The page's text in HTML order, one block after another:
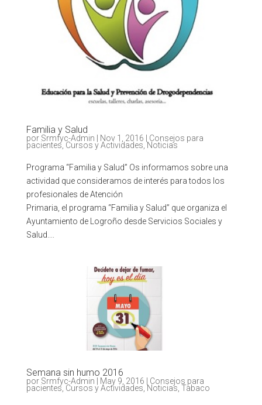
Familia y Salud
por Srmfyc-Admin | Nov 1, 2016 | Consejos para
pacientes, Cursos y Actividades ,Noticias
Programa “Familia y Salud” Os informamos sobre una
actividad que consideramos de interés para todos los
profesionales de Atención
Primaria, el programa “Familia y Salud” que organiza el
Ayuntamiento de Logroño desde Servicios Sociales y
Salud....
Semana sin humo 2016
por Srmfyc-Admin May 9, 2016 Consejos para
pacientes, Cursos y Actividades, Noticias, Tabaco